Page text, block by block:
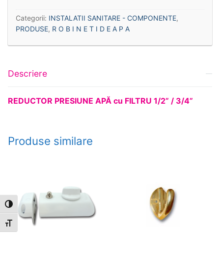
Toggle High Contrast
Toggle Font size
Categorii: INSTALATII SANITARE - COMPONENTE,
PRODUSE, R O B I N E T I D E A P A
Descriere
REDUCTOR PRESIUNE APĂ cu FILTRU 1/2” / 3/4”
Produse similare